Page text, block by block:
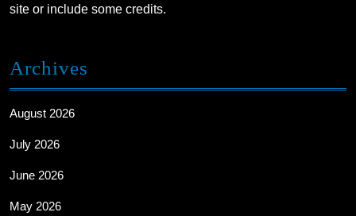
site or include some credits.
Archives
August 2026
July 2026
June 2026
May 2026